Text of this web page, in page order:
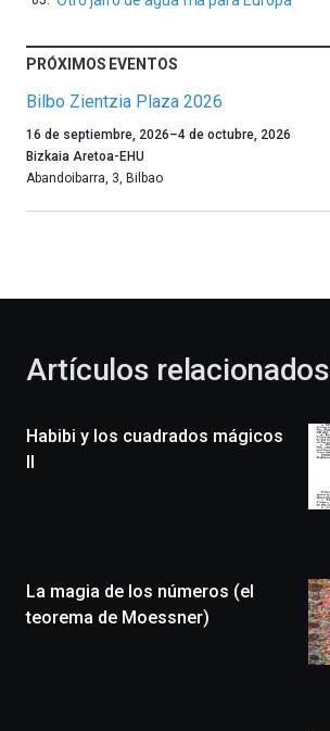
PRÓXIMOS EVENTOS
Bilbo Zientzia Plaza 2026
Un
año
más,
celebración
novena
edición
un
festival
16 de septiembre, 2026–4 de octubre, 2026
Bizkaia Aretoa-EHU
Abandoibarra, 3, Bilbao
Artículos relacionados
Habibi y los cuadrados mágicos
II
La magia de los números (el
teorema de Moessner)